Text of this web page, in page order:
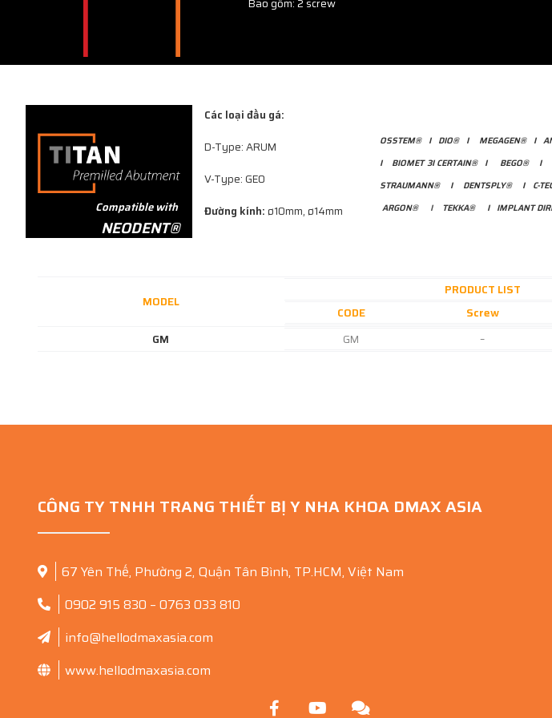
Bao gồm: 2 screw
Compatible with
NEODENT®
Các loại đầu gá:
D-Type: ARUM
V-Type: GEO
Đường kính:ø10mm, ø14mm
OSSTEM®I DIO®I MEGAGEN®I
I BIOMET 3I CERTAIN®I BEGO®I
STRAUMANN®I DENTSPLY®I C-
ARGON®
I TEKKA® I IMPLANT
MODEL
PRODUCT LIST
CODE
Screw
GM
GM –
CÔNG TY TNHH TRANG THIẾT BỊ Y NHA KHOA DMAX ASIA
67 Yên Thế, Phường 2, Quận Tân Bình, TP.HCM, Việt Nam
0902 915 830 – 0763 033 810
info@hellodmaxasia.com
www.hellodmaxasia.com